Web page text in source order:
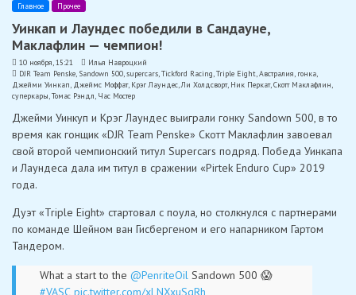
Главное Прочее
Уинкап и Лаундес победили в Сандауне,
Маклафлин — чемпион!
10 ноября, 15:21
Илья Навроцкий
DJR Team Penske, Sandown 500,supercars,Tickford Racing,Triple Eight,Австралия, гонка
Джейми Уинкап, Джеймс Моффат, Крэг Лаундес,Ли Холдсворт, Ник Перкат,Скотт Маклафлин
суперкары,Томас Рэндл, Час Мостер
Джейми Уинкуп и Крэг Лаундес выиграли гонку Sandown 500, в то
время как гонщик «DJR Team Penske» Скотт Маклафлин завоевал
свой второй чемпионский титул Supercars подряд. Победа Уинкапа
и Лаундеса дала им титул в сражении «Pirtek Enduro Cup» 2019
года.
Дуэт «Triple Eight» стартовал с поула, но столкнулся с партнерами
по команде Шейном ван Гисбергеном и его напарником Гартом
Тандером.
What a start to the @PenriteOil Sandown 500 😱
#VASC pic.twitter.com/xLNXxuSqRh